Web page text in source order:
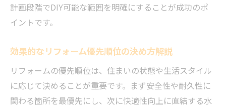
計画段階でDIY可能な範囲を明確にすることが成功のポ
イントです。
効果的なリフォーム優先順位の決め方解説
リフォームの優先順位は、住まいの状態や生活スタイル
に応じて決めることが重要です。まず安全性や耐久性に
関わる箇所を最優先にし、次に快適性向上に直結する水